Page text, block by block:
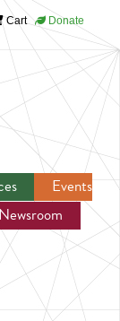
Cart Donate
Events
Newsroom